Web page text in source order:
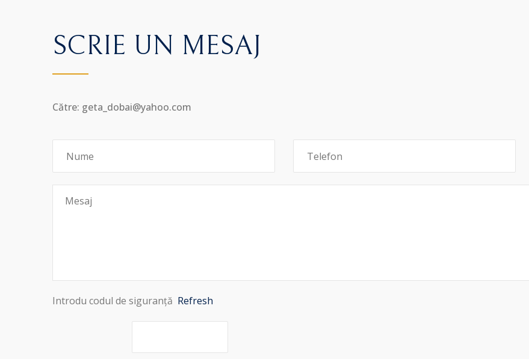
SCRIE UN MESAJ
Către: geta_dobai@yahoo.com
Introdu codul de siguranță Refresh